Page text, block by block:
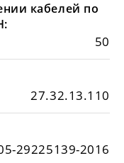
кабелей по
50
27.32.13.110
29225139-2016